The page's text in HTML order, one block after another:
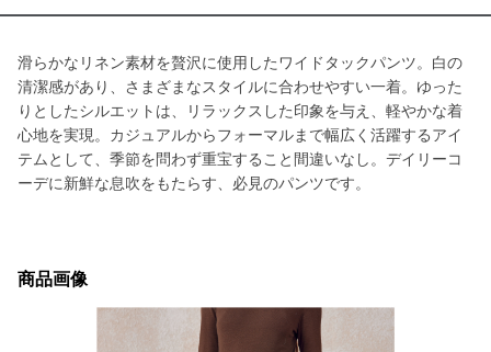
滑らかなリネン素材を贅沢に使用したワイドタックパンツ。白の
清潔感があり、さまざまなスタイルに合わせやすい一着。ゆった
りとしたシルエットは、リラックスした印象を与え、軽やかな着
心地を実現。カジュアルからフォーマルまで幅広く活躍するアイ
テムとして、季節を問わず重宝すること間違いなし。デイリーコ
ーデに新鮮な息吹をもたらす、必見のパンツです。
商品画像